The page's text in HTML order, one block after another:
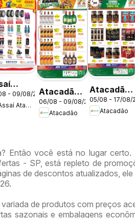
-
- 09/08/2026
Assaí Atacadista
Atacadão
ofertas -
DF
06/08 - 09/08/2026
Atacadão
Atacadão
ofertas -
DF
05/08 - 17/08/
Atacadão
Então você está no lugar certo.
- SP, está repleto de
de descontos atualizados, ele
de produtos com preços
sazonais e embalagens